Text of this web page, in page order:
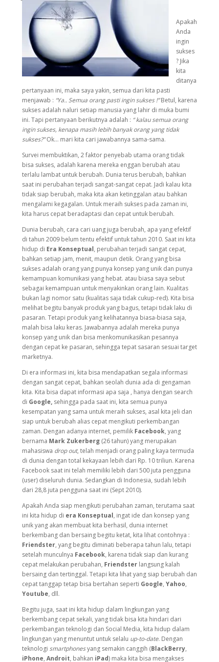
Apakah
Anda
ingin
sukses
? Jika
kita
ditanya
pertanyaan ini, maka saya yakin, semua dari kita pasti
menjawab : “Ya.. Semua orang pasti ingin sukses !”Betul, karena
sukses adalah naluri setiap manusia yang lahir di muka bumi
ini. Tapi pertanyaan berikutnya adalah : “ kalau semua orang
ingin sukses, kenapa masih lebih banyak orang yang tidak
sukses?”Ok… mari kita cari jawabannya sama-sama.
Survei membuktikan, 2 faktor penyebab utama orang tidak
bisa sukses, adalah karena mereka enggan berubah atau
terlalu lambat untuk berubah. Dunia terus berubah, bahkan
saat ini perubahan terjadi sangat-sangat cepat. Jadi kalau kita
tidak siap berubah, maka kita akan ketinggalan atau bahkan
mengalami kegagalan. Untuk meraih sukses pada zaman ini,
kita harus cepat beradaptasi dan cepat untuk berubah.
Dunia berubah, cara cari uang juga berubah, apa yang efektif
di tahun 2009 belum tentu efektif untuk tahun 2010. Saat ini kita
hidup di Era Konseptual, perubahan terjadi sangat cepat,
bahkan setiap jam, menit, maupun detik. Orang yang bisa
sukses adalah orang yang punya konsep yang unik dan punya
kemampuan komunikasi yang hebat. atau biasa saya sebut
sebagai kemampuan untuk menyakinkan orang lain. Kualitas
bukan lagi nomor satu (kualitas saja tidak cukup-red). Kita bisa
melihat begitu banyak produk yang bagus, tetapi tidak laku di
pasaran. Tetapi produk yang kelihatannya biasa-biasa saja,
malah bisa laku keras. Jawabannya adalah mereka punya
konsep yang unik dan bisa menkomunikasikan pesannya
dengan cepat ke pasaran, sehingga tepat sasaran sesuai target
marketnya.
Di era informasi ini, kita bisa mendapatkan segala informasi
dengan sangat cepat, bahkan seolah dunia ada di gengaman
kita. Kita bisa dapat informasi apa saja , hanya dengan search
di Google,sehingga pada saat ini, kita semua punya
kesempatan yang sama untuk meraih sukses, asal kita jeli dan
siap untuk berubah alias cepat mengikuti perkembangan
zaman. Dengan adanya internet, pemilik Facebook, yang
bernama Mark Zukerberg(26 tahun) yang merupakan
mahasiswa drop out, telah menjadi orang paling kaya termuda
di dunia dengan total kekayaan lebih dari Rp. 10 triliun. Karena
Facebook saat ini telah memiliki lebih dari 500 juta pengguna
(user) diseluruh dunia. Sedangkan di Indonesia, sudah lebih
dari 28,8 juta pengguna saat ini (Sept 2010).
Apakah Anda siap mengikuti perubahan zaman, terutama saat
ini kita hidup di era Konseptual, ingat ide dan konsep yang
unik yang akan membuat kita berhasil, dunia internet
berkembang dan bersaing begitu ketat, kita lihat contohnya :
Friendster, yang begitu diminati beberapa tahun lalu, tetapi
setelah munculnya Facebook, karena tidak siap dan kurang
cepat melakukan perubahan, Friendsterlangsung kalah
bersaing dan tertinggal. Tetapi kita lihat yang siap berubah dan
cepat tanggap tetap bisa bertahan seperti Google, Yahoo,
Youtube, dll.
Begitu juga, saat ini kita hidup dalam lingkungan yang
berkembang cepat sekali, yang tidak bisa kita hindari dari
perkembangan teknologi dan Social Media, kita hidup dalam
lingkungan yang menuntut untuk selalu up-to-date. Dengan
teknologi smartphonesyang semakin canggih (BlackBerry,
iPhone, Androit, bahkan iPad) maka kita bisa mengakses